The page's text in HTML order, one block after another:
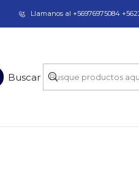
| Venta, Arriendo y
Buscar
Llamanos al +56976975084